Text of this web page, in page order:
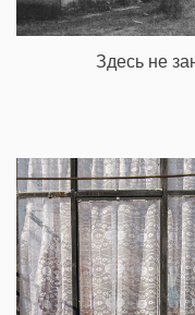
Здесь не